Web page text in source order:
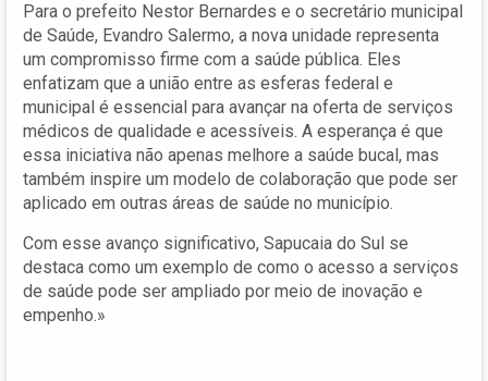
Para o prefeito Nestor Bernardes e o secretário municipal
de Saúde, Evandro Salermo, a nova unidade representa
um compromisso firme com a saúde pública. Eles
enfatizam que a união entre as esferas federal e
municipal é essencial para avançar na oferta de serviços
médicos de qualidade e acessíveis. A esperança é que
essa iniciativa não apenas melhore a saúde bucal, mas
também inspire um modelo de colaboração que pode ser
aplicado em outras áreas de saúde no município.
Com esse avanço significativo, Sapucaia do Sul se
destaca como um exemplo de como o acesso a serviços
de saúde pode ser ampliado por meio de inovação e
empenho.»